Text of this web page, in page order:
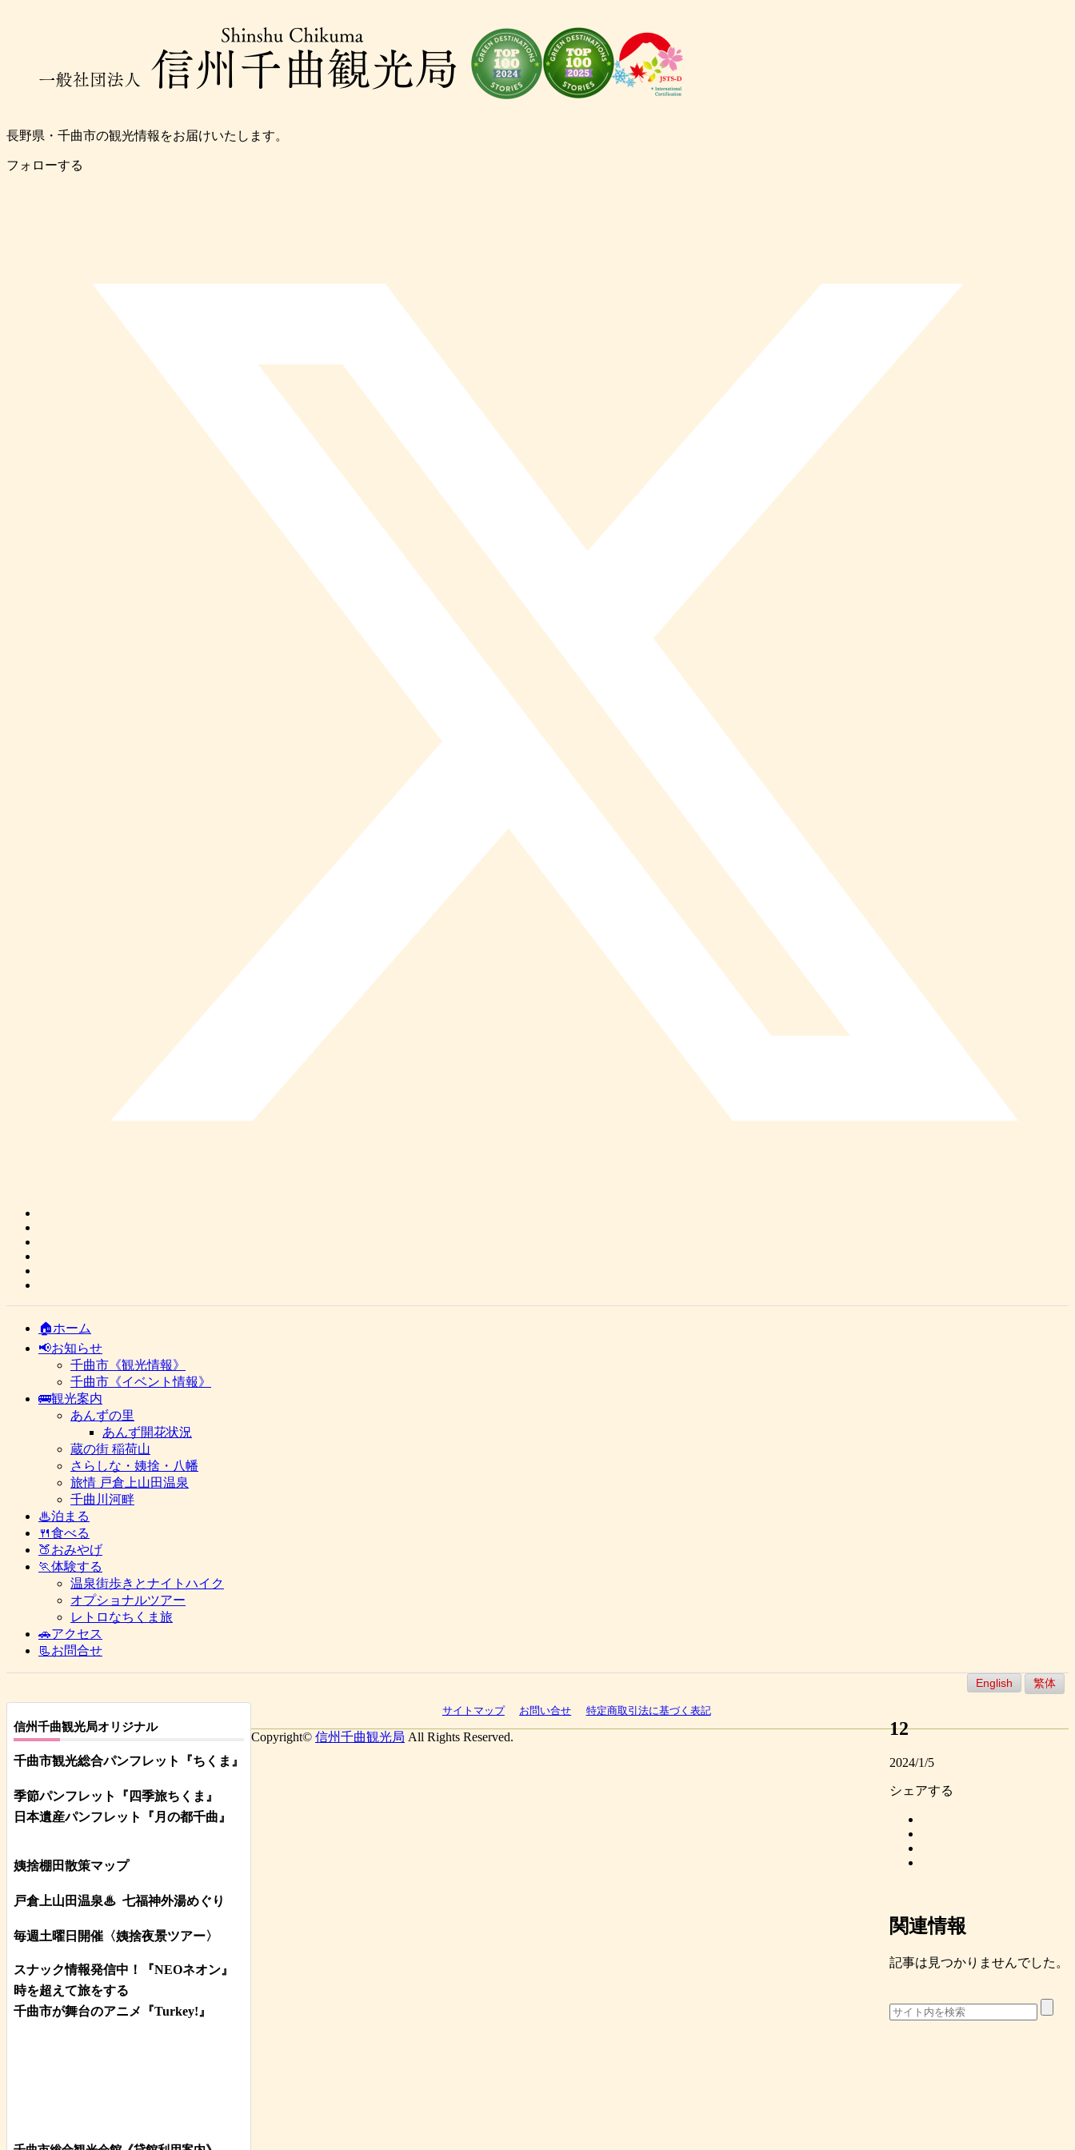
長野県・千曲市の観光情報をお届けいたします。
フォローする
🏠ホーム
📢お知らせ
千曲市《観光情報》
千曲市《イベント情報》
🚌観光案内
あんずの里
あんず開花状況
蔵の街 稲荷山
さらしな・姨捨・八幡
旅情 戸倉上山田温泉
千曲川河畔
♨泊まる
🍴食べる
🍑おみやげ
🏃体験する
温泉街歩きとナイトハイク
オプショナルツアー
レトロなちくま旅
🚗アクセス
📃お問合せ
English 繁体
12
2024/1/5
シェアする
関連情報
記事は見つかりませんでした。
信州千曲観光局オリジナル
千曲市観光総合パンフレット 『ちくま』
季節パンフレット『四季旅ちくま』
日本遺産パンフレット
『月の都千曲』
姨捨棚田散策マップ
戸倉上山田温泉♨ 七福神外湯めぐり
毎週土曜日開催〈姨捨夜景ツアー〉
スナック情報発信中！『NEOネオン』
時を超えて旅をする
千曲市が舞台のアニメ『Turkey!』
サイトマップ お問い合せ 特定商取引法に基づく表記
Copyright© 信州千曲観光局 All Rights Reserved.